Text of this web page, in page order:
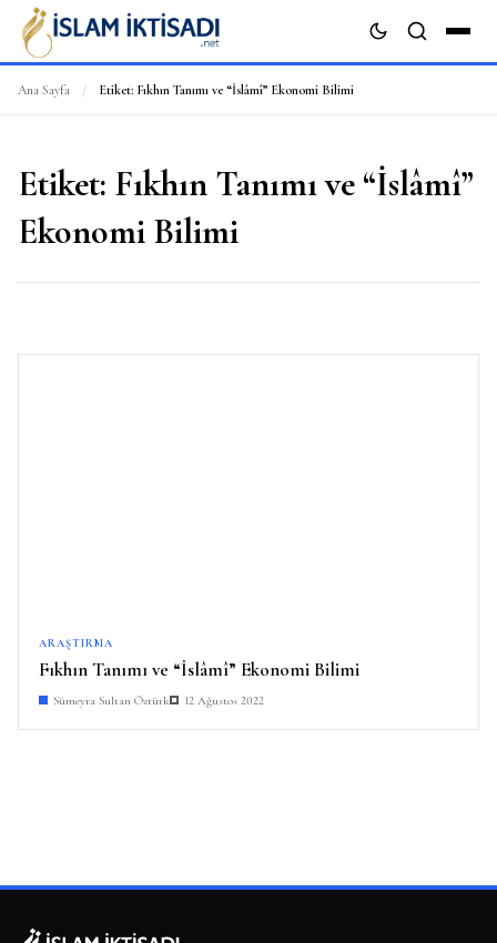
Ana Sayfa / Etiket: Fıkhın Tanımı ve “İslâmî” Ekonomi Bilimi
Etiket: Fıkhın Tanımı ve “İslâmî”
Ekonomi Bilimi
ARAŞTIRMA
Fıkhın Tanımı ve “İslâmî” Ekonomi Bilimi
Sümeyra Sultan Öztürk 12 Ağustos 2022